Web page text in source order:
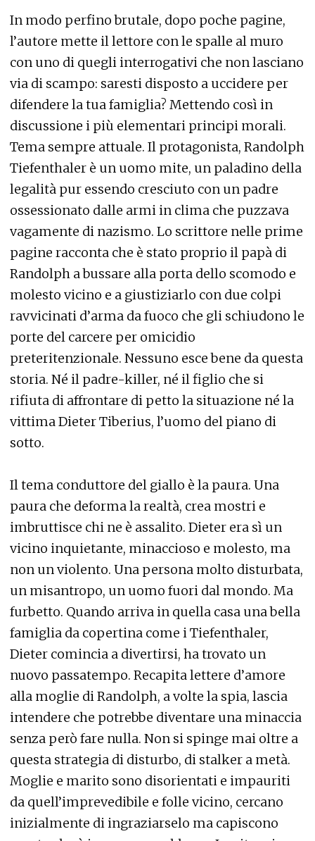
In modo perfino brutale, dopo poche pagine,
l’autore mette il lettore con le spalle al muro
con uno di quegli interrogativi che non lasciano
via di scampo: saresti disposto a uccidere per
difendere la tua famiglia? Mettendo così in
discussione i più elementari principi morali.
Tema sempre attuale. Il protagonista, Randolph
Tiefenthaler è un uomo mite, un paladino della
legalità pur essendo cresciuto con un padre
ossessionato dalle armi in clima che puzzava
vagamente di nazismo. Lo scrittore nelle prime
pagine racconta che è stato proprio il papà di
Randolph a bussare alla porta dello scomodo e
molesto vicino e a giustiziarlo con due colpi
ravvicinati d’arma da fuoco che gli schiudono le
porte del carcere per omicidio
preteritenzionale. Nessuno esce bene da questa
storia. Né il padre-killer, né il figlio che si
rifiuta di affrontare di petto la situazione né la
vittima Dieter Tiberius, l’uomo del piano di
sotto.
Il tema conduttore del giallo è la paura. Una
paura che deforma la realtà, crea mostri e
imbruttisce chi ne è assalito. Dieter era sì un
vicino inquietante, minaccioso e molesto, ma
non un violento. Una persona molto disturbata,
un misantropo, un uomo fuori dal mondo. Ma
furbetto. Quando arriva in quella casa una bella
famiglia da copertina come i Tiefenthaler,
Dieter comincia a divertirsi, ha trovato un
nuovo passatempo. Recapita lettere d’amore
alla moglie di Randolph, a volte la spia, lascia
intendere che potrebbe diventare una minaccia
senza però fare nulla. Non si spinge mai oltre a
questa strategia di disturbo, di stalker a metà.
Moglie e marito sono disorientati e impauriti
da quell’imprevedibile e folle vicino, cercano
inizialmente di ingraziarselo ma capiscono